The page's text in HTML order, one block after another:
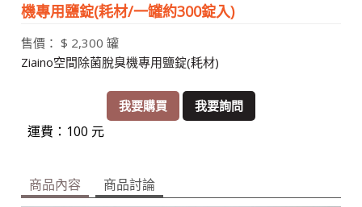
機專用鹽錠(耗材/一罐約300錠入)
售價： $ 2,300 罐
Ziaino空間除菌脫臭機專用鹽錠(耗材)
我要購買 我要詢問
運費：100 元
商品內容 商品討論